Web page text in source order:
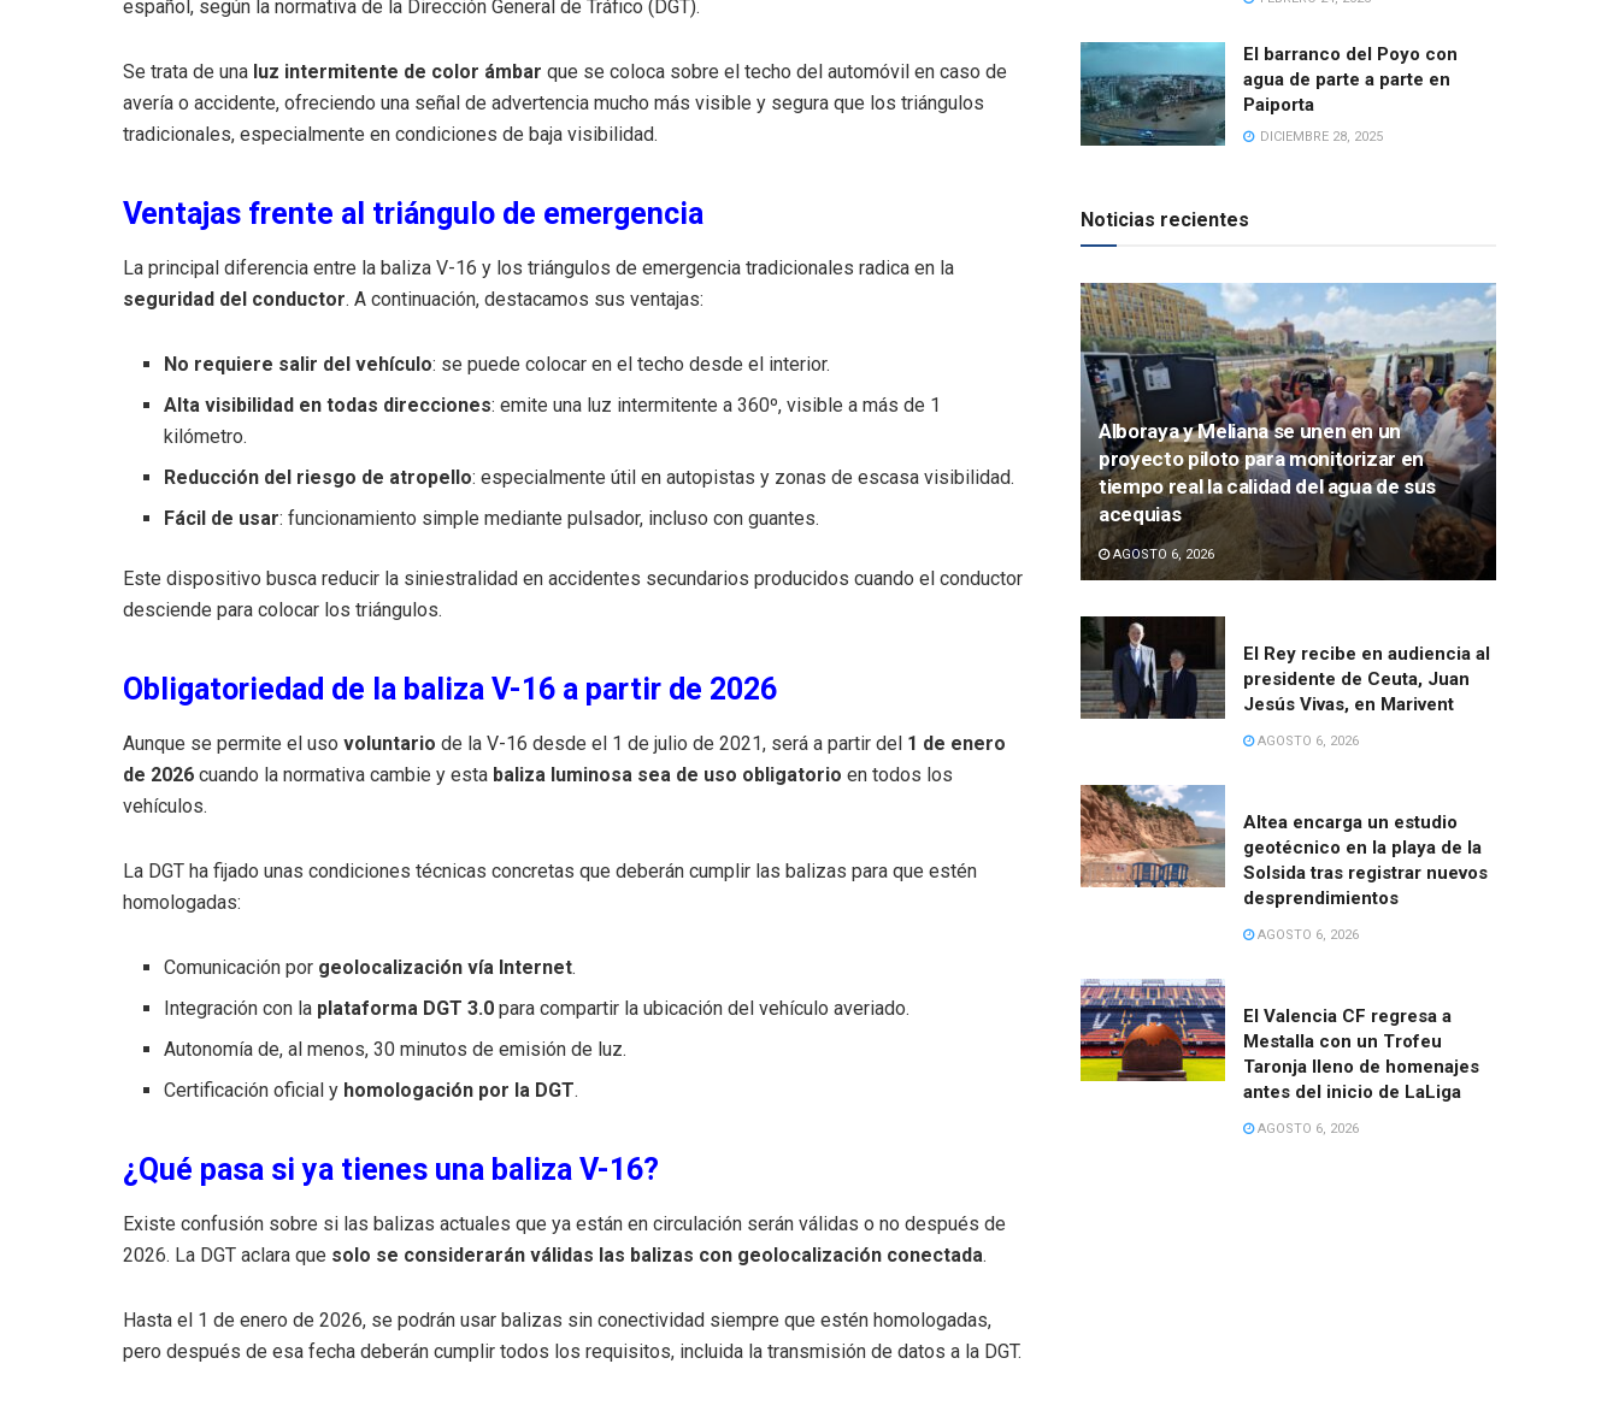
español, según la normativa de la Dirección General de Tráfico (DGT).
Se trata de una luz intermitente de color ámbar que se coloca sobre el techo del automóvil en caso de
avería o accidente, ofreciendo una señal de advertencia mucho más visible y segura que los triángulos
tradicionales, especialmente en condiciones de baja visibilidad.
Ventajas frente al triángulo de emergencia
La principal diferencia entre la baliza V-16 y los triángulos de emergencia tradicionales radica en la
seguridad del conductor. A continuación, destacamos sus ventajas:
No requiere salir del vehículo: se puede colocar en el techo desde el interior.
Alta visibilidad en todas direcciones: emite una luz intermitente a 360º, visible a más de 1
kilómetro.
Reducción del riesgo de atropello: especialmente útil en autopistas y zonas de escasa visibilidad.
Fácil de usar: funcionamiento simple mediante pulsador, incluso con guantes.
Este dispositivo busca reducir la siniestralidad en accidentes secundarios producidos cuando el conductor
desciende para colocar los triángulos.
Obligatoriedad de la baliza V-16 a partir de 2026
Aunque se permite el uso voluntario de la V-16 desde el 1 de julio de 2021, será a partir del 1 de enero
de 2026 cuando la normativa cambie y esta baliza luminosa sea de uso obligatorio en todos los
vehículos.
La DGT ha fijado unas condiciones técnicas concretas que deberán cumplir las balizas para que estén
homologadas:
Comunicación por geolocalización vía Internet.
Integración con la plataforma DGT 3.0 para compartir la ubicación del vehículo averiado.
Autonomía de, al menos, 30 minutos de emisión de luz.
Certificación oficial y homologación por la DGT.
¿Qué pasa si ya tienes una baliza V-16?
Existe confusión sobre si las balizas actuales que ya están en circulación serán válidas o no después de
2026. La DGT aclara que solo se considerarán válidas las balizas con geolocalización conectada.
Hasta el 1 de enero de 2026, se podrán usar balizas sin conectividad siempre que estén homologadas,
pero después de esa fecha deberán cumplir todos los requisitos, incluida la transmisión de datos a la DGT.
El barranco del Poyo con
agua de parte a parte en
Paiporta
DICIEMBRE 28, 2025
Noticias recientes
Alboraya y Meliana se unen en un
proyecto piloto para monitorizar en
tiempo real la calidad del agua de sus
acequias
AGOSTO 6, 2026
El Rey recibe en audiencia al
presidente de Ceuta, Juan
Jesús Vivas, en Marivent
AGOSTO 6, 2026
Altea encarga un estudio
geotécnico en la playa de la
Solsida tras registrar nuevos
desprendimientos
AGOSTO 6, 2026
El Valencia CF regresa a
Mestalla con un Trofeu
Taronja lleno de homenajes
antes del inicio de LaLiga
AGOSTO 6, 2026